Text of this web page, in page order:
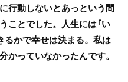
行動しないとあっという間
ことでした。人生には「い
るかで幸せは決まる。私は
かっていなかったんです。